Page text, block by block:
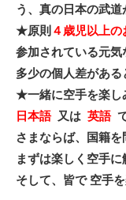
う、真の日本の武
★原則４歳児以上
参加されている元気
多少の個人差がある
★一緒に空手を楽し
日本語又は 英語で
さまならば、国籍を
まずは楽しく空手に
そして、皆で 空手